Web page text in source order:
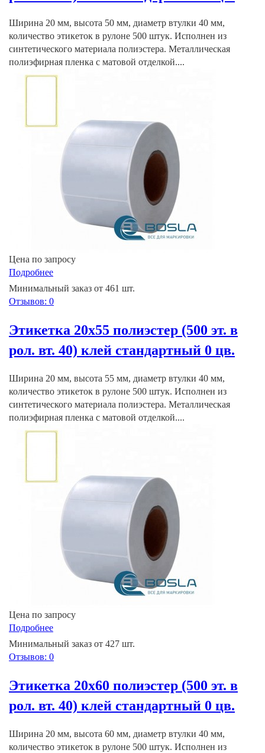
Ширина 20 мм, высота 50 мм, диаметр втулки 40 мм,
количество этикеток в рулоне 500 штук. Исполнен из
синтетического материала полиэстера. Металлическая
полиэфирная пленка с матовой отделкой....
Цена по запросу
Подробнее
Минимальный заказ от 461 шт.
Отзывов: 0
Этикетка 20х55 полиэстер (500 эт. в
рол. вт. 40) клей стандартный 0 цв.
Ширина 20 мм, высота 55 мм, диаметр втулки 40 мм,
количество этикеток в рулоне 500 штук. Исполнен из
синтетического материала полиэстера. Металлическая
полиэфирная пленка с матовой отделкой....
Цена по запросу
Подробнее
Минимальный заказ от 427 шт.
Отзывов: 0
Этикетка 20х60 полиэстер (500 эт. в
рол. вт. 40) клей стандартный 0 цв.
Ширина 20 мм, высота 60 мм, диаметр втулки 40 мм,
количество этикеток в рулоне 500 штук. Исполнен из